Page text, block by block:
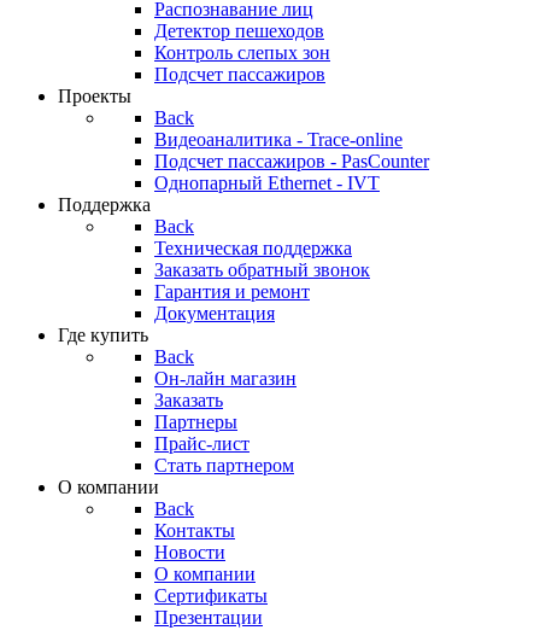
Распознавание лиц
Детектор пешеходов
Контроль слепых зон
Подсчет пассажиров
Проекты
Back
Видеоаналитика - Trace-online
Подсчет пассажиров - PasCounter
Однопарный Ethernet - IVT
Поддержка
Back
Техническая поддержка
Заказать обратный звонок
Гарантия и ремонт
Документация
Где купить
Back
Он-лайн магазин
Заказать
Партнеры
Прайс-лист
Стать партнером
О компании
Back
Контакты
Новости
О компании
Сертификаты
Презентации